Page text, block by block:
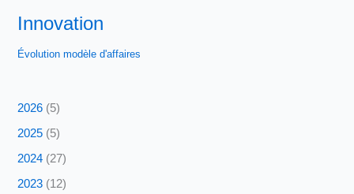
Innovation
Évolution modèle d'affaires
2026 (5)
2025 (5)
2024 (27)
2023 (12)